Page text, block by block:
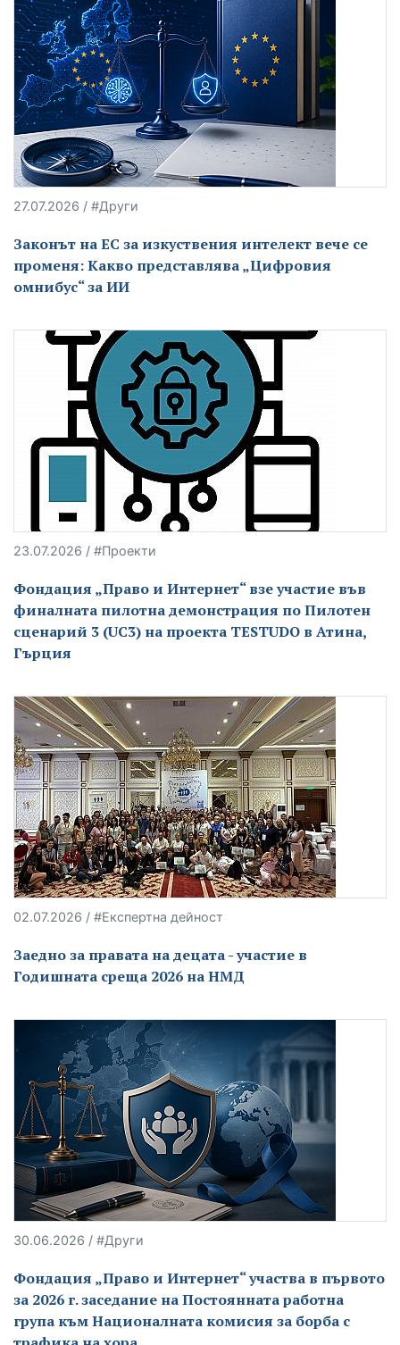
27.07.2026 / #Други
Законът на ЕС за изкуствения интелект вече се
променя: Какво представлява „Цифровия
омнибус“ за ИИ
23.07.2026 / #Проекти
Фондация „Право и Интернет“ взе участие във
финалната пилотна демонстрация по Пилотен
сценарий 3 (UC3) на проекта TESTUDO в Атина,
Гърция
02.07.2026 / #Експертна дейност
Заедно за правата на децата - участие в
Годишната среща 2026 на НМД
30.06.2026 / #Други
Фондация „Право и Интернет“ участва в първото
за 2026 г. заседание на Постоянната работна
група към Националната комисия за борба с